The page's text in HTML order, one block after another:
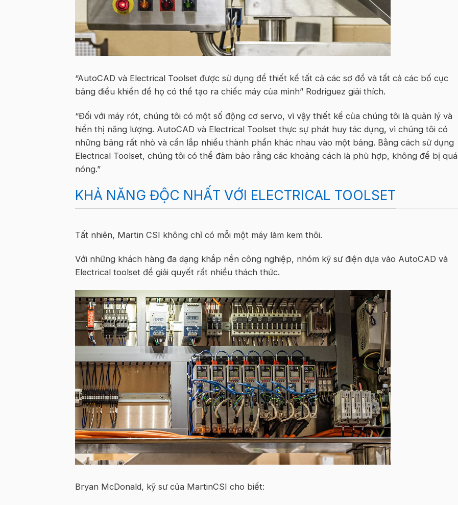
“AutoCAD và Electrical Toolset được sử dụng để thiết kế tất cả các sơ đồ và tất cả các bố cục
bảng điều khiển để họ có thể tạo ra chiếc máy của mình” Rodriguez giải thích.
“Đối với máy rót, chúng tôi có một số động cơ servo, vì vậy thiết kế của chúng tôi là quản lý và
hiển thị năng lượng. AutoCAD và Electrical Toolset thực sự phát huy tác dụng, vì chúng tôi có
những bảng rất nhỏ và cần lắp nhiều thành phần khác nhau vào một bảng. Bằng cách sử dụng
Electrical Toolset, chúng tôi có thể đảm bảo rằng các khoảng cách là phù hợp, không để bị quá
nóng.”
KHẢ NĂNG ĐỘC NHẤT VỚI ELECTRICAL TOOLSET
Tất nhiên, Martin CSI không chỉ có mỗi một máy làm kem thôi.
Với những khách hàng đa dạng khắp nền công nghiệp, nhóm kỹ sư điện dựa vào AutoCAD và
Electrical toolset để giải quyết rất nhiều thách thức.
Bryan McDonald, kỹ sư của MartinCSI cho biết: